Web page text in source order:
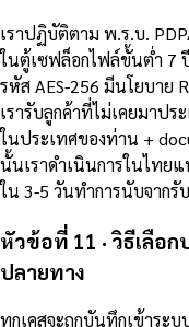
เราปฏิบัติตาม พ.ร.บ.
ในตู้เซฟล็อกไฟล์ขั้นต่ำ 7
รหัส AES-256 มีนโยบาย
เรารับลูกค้าที่ไม่เคยมาปร
ในประเทศของท่าน +
นั้นเราดำเนินการในไทย
ใน 3-5 วันทำการนับจากรั
หัวข้อที่ 11 · วิธีเลือ
ปลายทาง
ทุกเคสจะถูกบันทึกเข้าระ